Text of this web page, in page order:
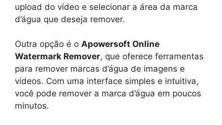
upload do vídeo e selecionar a área da marca
d’água que deseja remover.
Outra opção é o Apowersoft Online
Watermark Remover, que oferece ferramentas
para remover marcas d’água de imagens e
vídeos. Com uma interface simples e intuitiva,
você pode remover a marca d’água em poucos
minutos.